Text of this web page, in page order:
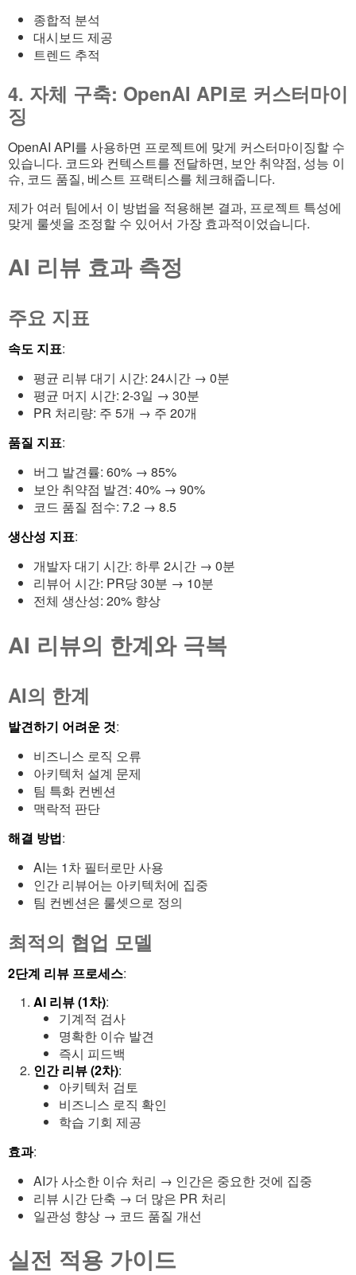
종합적 분석
대시보드 제공
트렌드 추적
4. 자체 구축: OpenAI API로 커스터마이
징
OpenAI API를 사용하면 프로젝트에 맞게 커스터마이징할 수
있습니다. 코드와 컨텍스트를 전달하면, 보안 취약점, 성능 이
슈, 코드 품질, 베스트 프랙티스를 체크해줍니다.
제가 여러 팀에서 이 방법을 적용해본 결과, 프로젝트 특성에
맞게 룰셋을 조정할 수 있어서 가장 효과적이었습니다.
AI 리뷰 효과 측정
주요 지표
속도 지표:
평균 리뷰 대기 시간: 24시간 → 0분
평균 머지 시간: 2-3일 → 30분
PR 처리량: 주 5개 → 주 20개
품질 지표:
버그 발견률: 60% → 85%
보안 취약점 발견: 40% → 90%
코드 품질 점수: 7.2 → 8.5
생산성 지표:
개발자 대기 시간: 하루 2시간 → 0분
리뷰어 시간: PR당 30분 → 10분
전체 생산성: 20% 향상
AI 리뷰의 한계와 극복
AI의 한계
발견하기 어려운 것:
비즈니스 로직 오류
아키텍처 설계 문제
팀 특화 컨벤션
맥락적 판단
해결 방법:
AI는 1차 필터로만 사용
인간 리뷰어는 아키텍처에 집중
팀 컨벤션은 룰셋으로 정의
최적의 협업 모델
2단계 리뷰 프로세스:
AI 리뷰 (1차):
기계적 검사
명확한 이슈 발견
즉시 피드백
인간 리뷰 (2차):
아키텍처 검토
비즈니스 로직 확인
학습 기회 제공
효과:
AI가 사소한 이슈 처리 → 인간은 중요한 것에 집중
리뷰 시간 단축 → 더 많은 PR 처리
일관성 향상 → 코드 품질 개선
실전 적용 가이드